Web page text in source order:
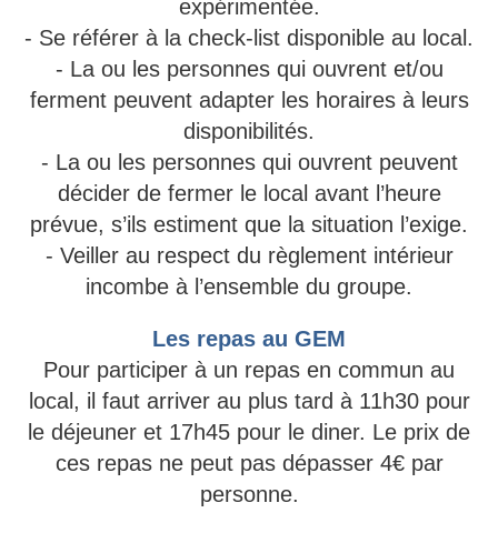
expérimentée.
- Se référer à la check-list disponible au local.
- La ou les personnes qui ouvrent et/ou
ferment peuvent adapter les horaires à leurs
disponibilités.
- La ou les personnes qui ouvrent peuvent
décider de fermer le local avant l’heure
prévue, s’ils estiment que la situation l’exige.
- Veiller au respect du règlement intérieur
incombe à l’ensemble du groupe.
Les repas au GEM
Pour participer à un repas en commun au
local, il faut arriver au plus tard à 11h30 pour
le déjeuner et 17h45 pour le diner. Le prix de
ces repas ne peut pas dépasser 4€ par
personne.